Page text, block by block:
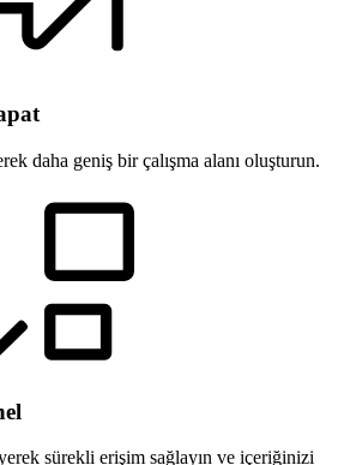
daha geniş bir çalışma alanı oluşturun.
sürekli erişim sağlayın ve içeriğinizi